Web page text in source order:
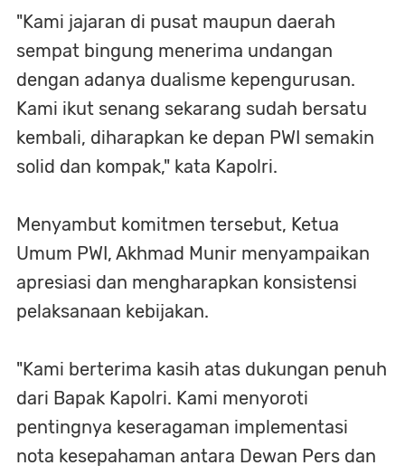
"Kami jajaran di pusat maupun daerah
sempat bingung menerima undangan
dengan adanya dualisme kepengurusan.
Kami ikut senang sekarang sudah bersatu
kembali, diharapkan ke depan PWI semakin
solid dan kompak," kata Kapolri.
Menyambut komitmen tersebut, Ketua
Umum PWI, Akhmad Munir menyampaikan
apresiasi dan mengharapkan konsistensi
pelaksanaan kebijakan.
"Kami berterima kasih atas dukungan penuh
dari Bapak Kapolri. Kami menyoroti
pentingnya keseragaman implementasi
nota kesepahaman antara Dewan Pers dan